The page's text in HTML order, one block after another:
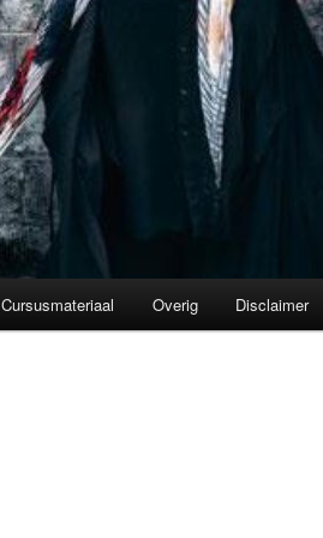
Cursusmateriaal Overig Disclaimer